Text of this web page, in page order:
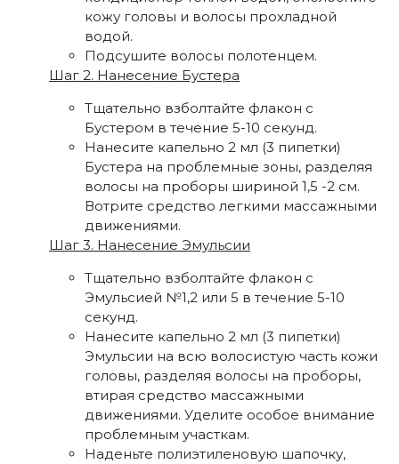
кожу головы и волосы прохладной
водой.
Подсушите волосы полотенцем.
Шаг 2. Нанесение Бустера
Тщательно взболтайте флакон с
Бустером в течение 5-10 секунд.
Нанесите капельно 2 мл (3 пипетки)
Бустера на проблемные зоны, разделяя
волосы на проборы шириной 1,5 -2 см.
Вотрите средство легкими массажными
движениями.
Шаг 3. Нанесение Эмульсии
Тщательно взболтайте флакон с
Эмульсией №1,2 или 5 в течение 5-10
секунд.
Нанесите капельно 2 мл (3 пипетки)
Эмульсии на всю волосистую часть кожи
головы, разделяя волосы на проборы,
втирая средство массажными
движениями. Уделите особое внимание
проблемным участкам.
Наденьте полиэтиленовую шапочку,